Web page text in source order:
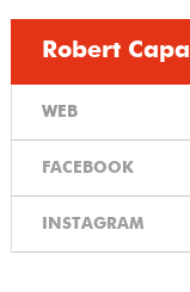
Robert Capa
WEB
FACEBOOK
INSTAGRAM